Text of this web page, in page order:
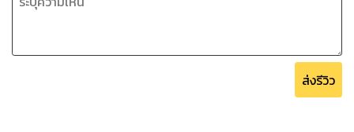
ส่งรีวิว